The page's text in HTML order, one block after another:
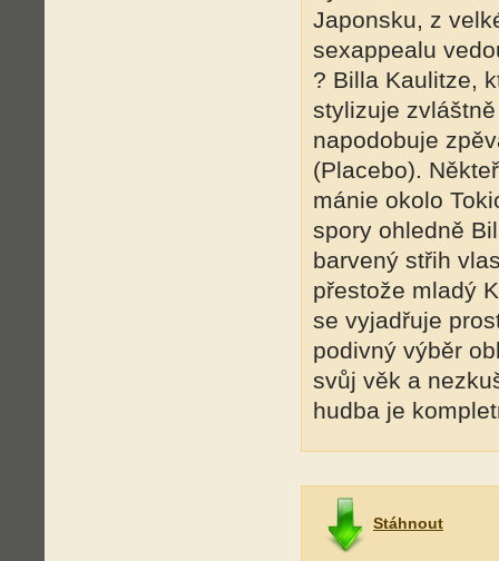
Japonsku, z
sexappealu
? Billa Kaulitze,
stylizuje
napodobuje
(Placebo).
mánie okolo
spory ohledně
barvený střih
přestože mladý
se vyjadřuje
podivný výběr
svůj věk a
hudba je
Stáhnout